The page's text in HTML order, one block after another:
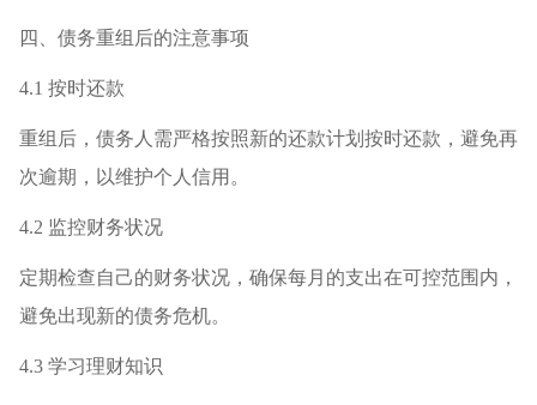
四、债务重组后的注意事项
4.1 按时还款
重组后，债务人需严格按照新的还款计划按时还款，避免再
次逾期，以维护个人信用。
4.2 监控财务状况
定期检查自己的财务状况，确保每月的支出在可控范围内，
避免出现新的债务危机。
4.3 学习理财知识